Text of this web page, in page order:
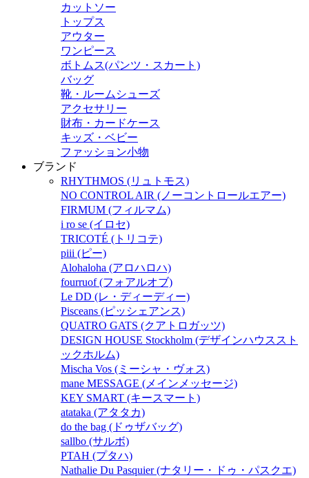
カットソー
トップス
アウター
ワンピース
ボトムス(パンツ・スカート)
バッグ
靴・ルームシューズ
アクセサリー
財布・カードケース
キッズ・ベビー
ファッション小物
ブランド
RHYTHMOS (リュトモス)
NO CONTROL AIR (ノーコントロールエアー)
FIRMUM (フィルマム)
i ro se (イロセ)
TRICOTÉ (トリコテ)
piii (ピー)
Alohaloha (アロハロハ)
fourruof (フォアルオブ)
Le DD (レ・ディーディー)
Pisceans (ピッシェアンス)
QUATRO GATS (クアトロガッツ)
DESIGN HOUSE Stockholm (デザインハウススト
ックホルム)
Mischa Vos (ミーシャ・ヴォス)
mane MESSAGE (メインメッセージ)
KEY SMART (キースマート)
atataka (アタタカ)
do the bag (ドゥザバッグ)
sallbo (サルボ)
PTAH (プタハ)
Nathalie Du Pasquier (ナタリー・ドゥ・パスクエ)